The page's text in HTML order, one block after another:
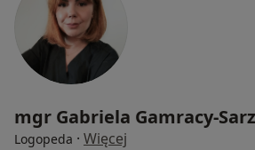
mgr Gabriela Gamracy-
Logopeda · Więcej